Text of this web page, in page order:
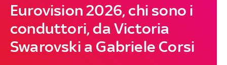
Eurovision 2026, chi sono i
conduttori, da Victoria
Swarovski a Gabriele Corsi